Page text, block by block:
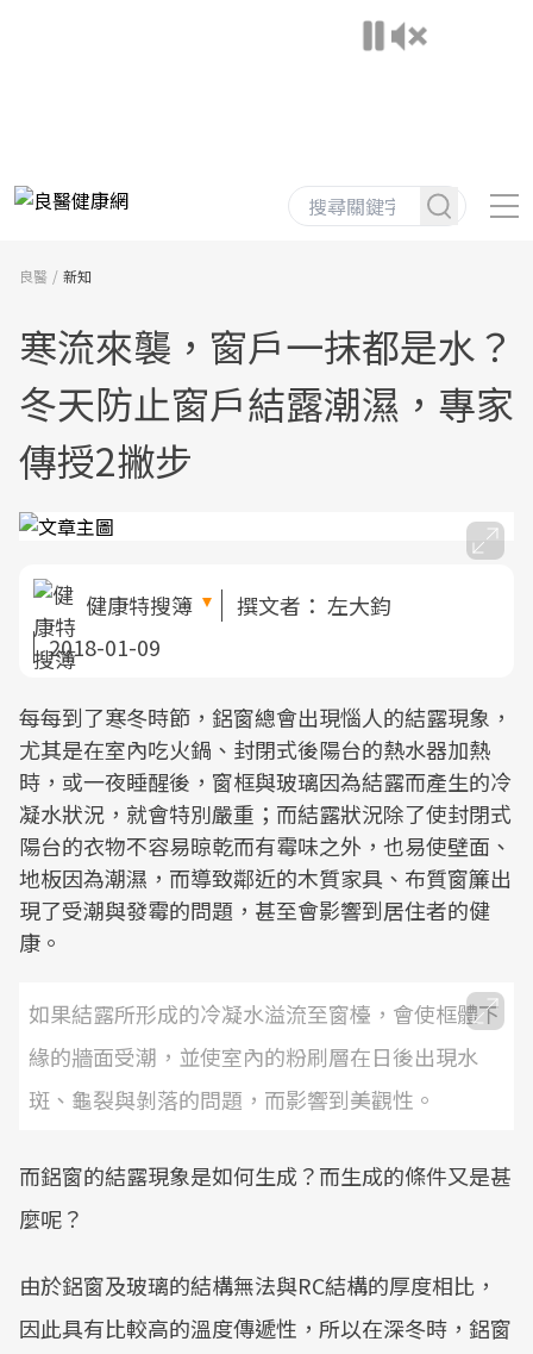
良醫 新知
寒流來襲，窗戶一抹都是水？
冬天防止窗戶結露潮濕，專家
傳授2撇步
健康特搜簿 撰文者： 左大鈞
2018-01-09
每每到了寒冬時節，鋁窗總會出現惱人的結露現象，
尤其是在室內吃火鍋、封閉式後陽台的熱水器加熱
時，或一夜睡醒後，窗框與玻璃因為結露而產生的冷
凝水狀況，就會特別嚴重；而結露狀況除了使封閉式
陽台的衣物不容易晾乾而有霉味之外，也易使壁面、
地板因為潮濕，而導致鄰近的木質家具、布質窗簾出
現了受潮與發霉的問題，甚至會影響到居住者的健
康。
如果結露所形成的冷凝水溢流至窗檯，會使框體下
緣的牆面受潮，並使室內的粉刷層在日後出現水
斑、龜裂與剝落的問題，而影響到美觀性。
而鋁窗的結露現象是如何生成？而生成的條件又是甚
麼呢？
由於鋁窗及玻璃的結構無法與RC結構的厚度相比，
因此具有比較高的溫度傳遞性，所以在深冬時，鋁窗